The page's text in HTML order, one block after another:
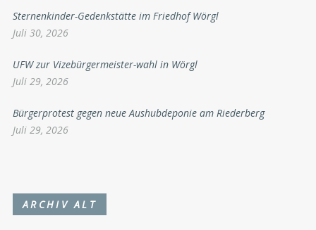
Sternenkinder-Gedenkstätte im Friedhof Wörgl
Juli 30, 2026
UFW zur Vizebürgermeister-wahl in Wörgl
Juli 29, 2026
Bürgerprotest gegen neue Aushubdeponie am Riederberg
Juli 29, 2026
ARCHIV ALT